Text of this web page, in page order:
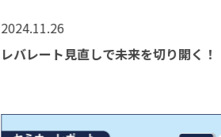
2024.11.26
レバレート見直しで未来を切り開く！